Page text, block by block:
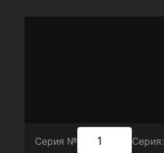
Серия № Серия: